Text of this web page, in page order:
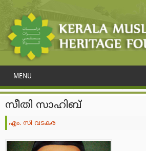
MENU
സീതി സാഹിബ്
എം. സി വടകര